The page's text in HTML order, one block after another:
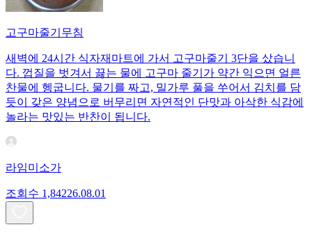
고구마줄기무침
새벽에 24시간 식자재마트에 가서 고구마줄기 3단을 샀습니
다. 껍질을 벗겨서 끓는 물에 고구마 줄기가 약간 익으면 얼른
찬물에 헹굽니다. 물기를 짜고, 밀가루 풀을 쑤어서 김치를 담
듯이 갖은 양념으로 버무리면 자연적인 단맛과 아삭한 식감에
놀라는 맛있는 반찬이 됩니다.
라임미소가
조회수 1,84226.08.01